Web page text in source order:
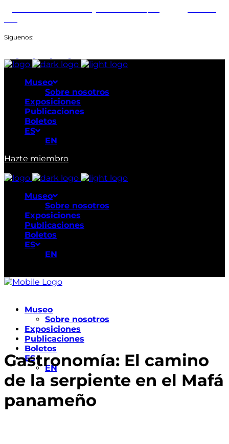
Síguenos:
Museo
Sobre nosotros
Exposiciones
Publicaciones
Boletos
ES
EN
Hazte miembro
Museo
Sobre nosotros
Exposiciones
Publicaciones
Boletos
ES
EN
Museo
Sobre nosotros
Exposiciones
Publicaciones
Boletos
ES
EN
Gastronomía: El camino
de la serpiente en el Mafá
panameño